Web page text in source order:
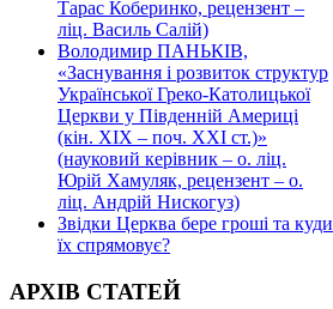
Тарас Коберинко, рецензент –
ліц. Василь Салій)
Володимир ПАНЬКІВ,
«Заснування і розвиток структур
Української Греко-Католицької
Церкви у Південній Америці
(кін. ХІХ – поч. ХХІ ст.)»
(науковий керівник – о. ліц.
Юрій Хамуляк, рецензент – о.
ліц. Андрій Нискогуз)
Звідки Церква бере гроші та куди
їх спрямовує?
АРХІВ СТАТЕЙ